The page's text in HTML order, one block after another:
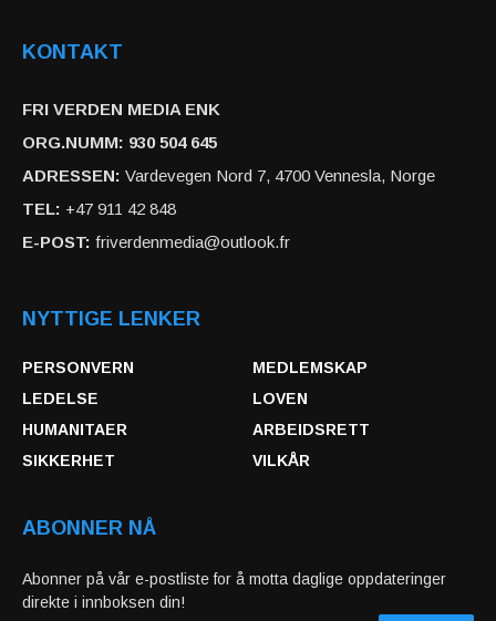
KONTAKT
FRI VERDEN MEDIA ENK
ORG.NUMM: 930 504 645
ADRESSEN: Vardevegen Nord 7, 4700 Vennesla, Norge
TEL: +47 911 42 848
E-POST: friverdenmedia@outlook.fr
NYTTIGE LENKER
PERSONVERN
MEDLEMSKAP
LEDELSE
LOVEN
HUMANITAER
ARBEIDSRETT
SIKKERHET
VILKÅR
ABONNER NÅ
Abonner på vår e-postliste for å motta daglige oppdateringer
direkte i innboksen din!